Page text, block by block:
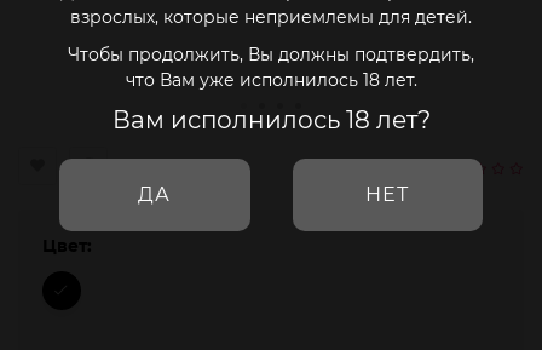
взрослых, которые неприемлемы для детей.
Чтобы продолжить, Вы должны подтвердить,
что Вам уже исполнилось 18 лет.
Вам исполнилось 18 лет?
ДА НЕТ
Цвет: